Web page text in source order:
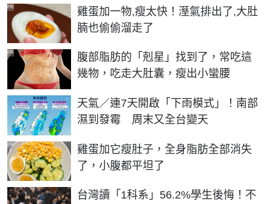
雞蛋加一物,瘦太快！溼氣排出了,大肚
腩也偷偷溜走了
PR
腹部脂肪的「剋星」找到了，常吃這
幾物，吃走大肚囊，瘦出小蠻腰
PR
天氣／連7天開啟「下雨模式」！南部
濕到發霉 周末又全台變天
雞蛋加它瘦肚子，全身脂肪全部消失
了，小腹都平坦了
PR
台灣讀「1科系」56.2%學生後悔！不